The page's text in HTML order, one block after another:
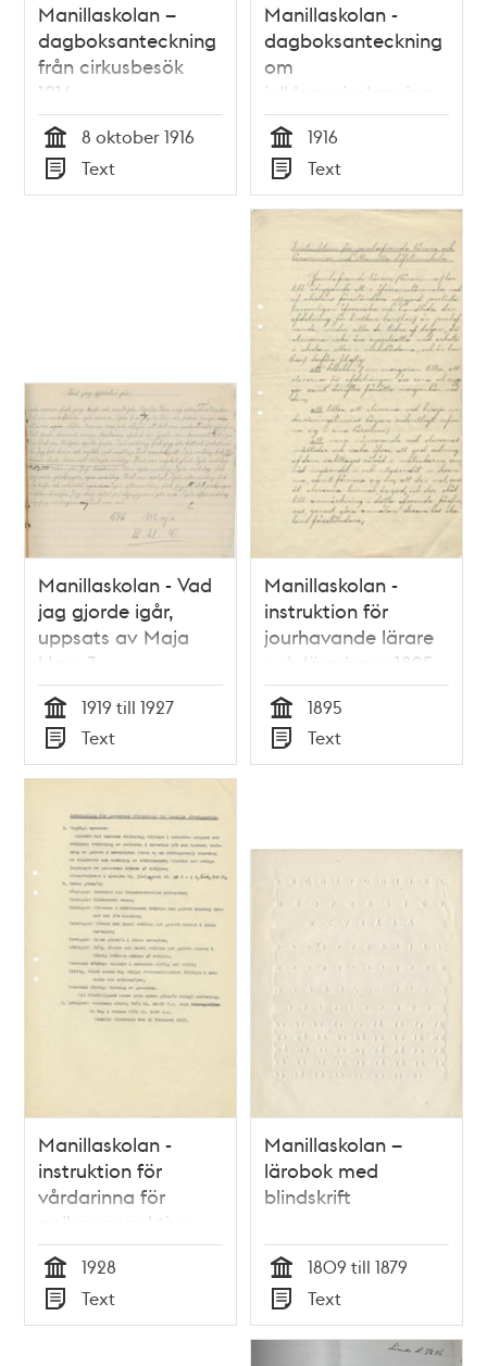
Manillaskolan –
dagboksanteckning
från cirkusbesök
1916
Tid
8 oktober 1916
Typ
Text
Manillaskolan -
dagboksanteckning
om
julklappsinslagning
1916
Tid
1916
Typ
Text
Manillaskolan - Vad
jag gjorde igår,
uppsats av Maja
klass 3
Tid
1919 till 1927
Typ
Text
Manillaskolan -
instruktion för
jourhavande lärare
och lärarinnor 1895
Tid
1895
Typ
Text
Manillaskolan -
instruktion för
vårdarinna för
pojkar respektive
flickor 1928
Tid
1928
Typ
Text
Manillaskolan –
lärobok med
blindskrift
Tid
1809 till 1879
Typ
Text